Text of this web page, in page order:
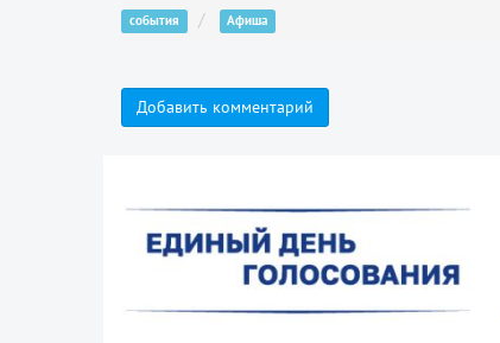
события Афиша
Добавить комментарий